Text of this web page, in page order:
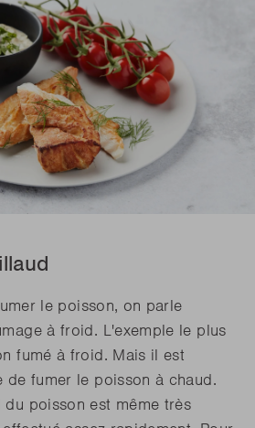
le poisson, on parle
à froid. L'exemple le plus
fumé à froid. Mais il est
de fumer le poisson à chaud.
du poisson est même très